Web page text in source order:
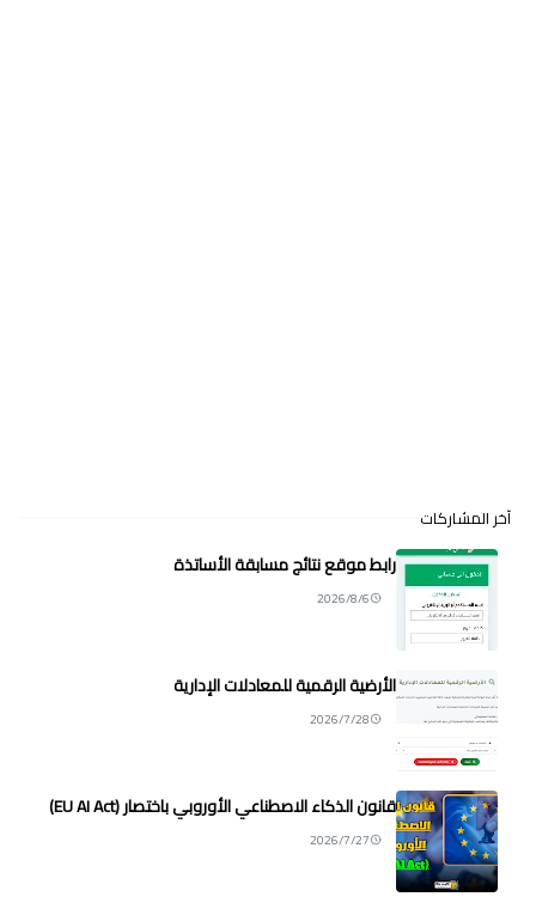
آخر المشاركات
رابط موقع نتائج مسابقة الأساتذة
2026/8/6
الأرضية الرقمية للمعادلات الإدارية
2026/7/28
قانون الذكاء الاصطناعي الأوروبي باختصار (EU AI Act)
2026/7/27